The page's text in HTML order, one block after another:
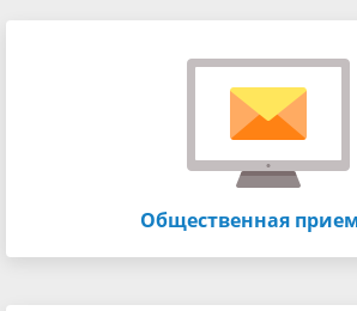
Общественная